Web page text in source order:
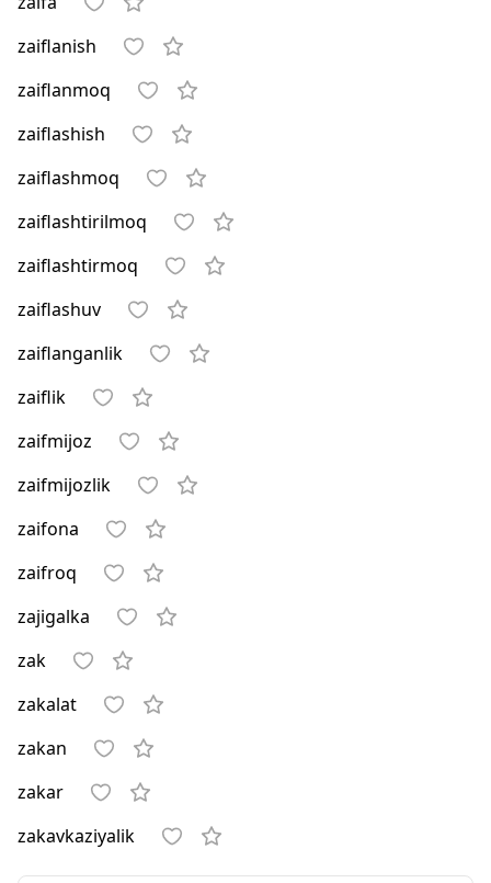
zaiflanish
zaiflanmoq
zaiflashish
zaiflashmoq
zaiflashtirilmoq
zaiflashtirmoq
zaiflashuv
zaiflanganlik
zaiflik
zaifmijoz
zaifmijozlik
zaifona
zaifroq
zajigalka
zak
zakalat
zakan
zakar
zakavkaziyalik